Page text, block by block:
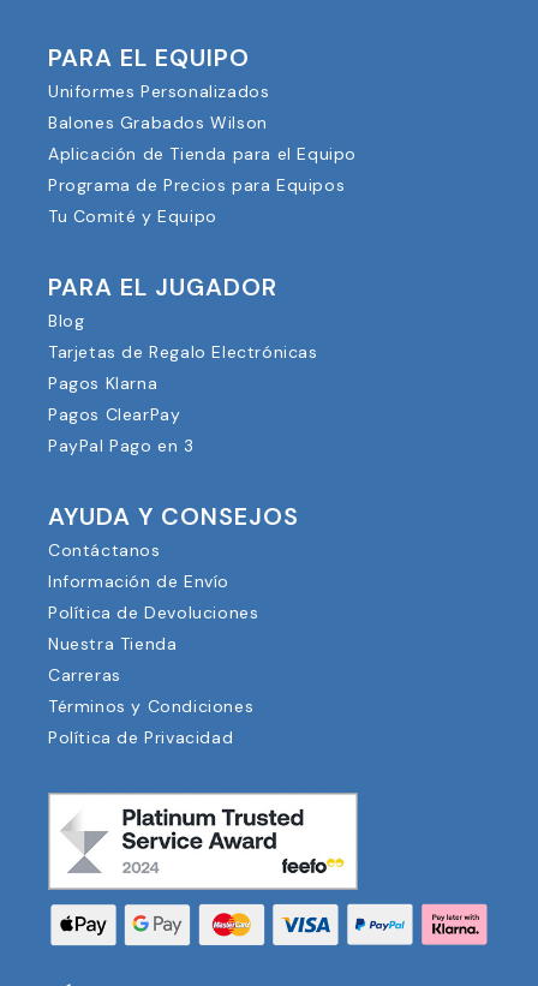
PARA EL EQUIPO
Uniformes Personalizados
Balones Grabados Wilson
Aplicación de Tienda para el Equipo
Programa de Precios para Equipos
Tu Comité y Equipo
PARA EL JUGADOR
Blog
Tarjetas de Regalo Electrónicas
Pagos Klarna
Pagos ClearPay
PayPal Pago en 3
AYUDA Y CONSEJOS
Contáctanos
Información de Envío
Política de Devoluciones
Nuestra Tienda
Carreras
Términos y Condiciones
Política de Privacidad